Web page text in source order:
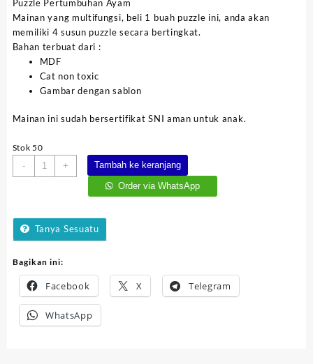
Rp85.000.adalah:
Rp63.750.
Puzzle Pertumbuhan Ayam
Mainan yang multifungsi, beli 1 buah puzzle ini, anda akan
memiliki 4 susun puzzle secara bertingkat.
Bahan terbuat dari :
MDF
Cat non toxic
Gambar dengan sablon
Mainan ini sudah bersertifikat SNI aman untuk anak.
Stok 50
-
Kuantitas
Puzzle
+
Tambah ke keranjang
Order via WhatsApp
Tanya Sesuatu
Bagikan ini:
Facebook X Telegram
WhatsApp